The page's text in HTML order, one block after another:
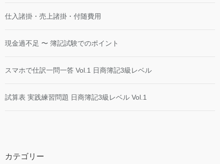
仕入諸掛・売上諸掛・付随費用
現金過不足 〜 簿記試験でのポイント
スマホで仕訳一問一答 Vol.1 日商簿記3級レベル
試算表 実践練習問題 日商簿記3級レベル Vol.1
カテゴリー